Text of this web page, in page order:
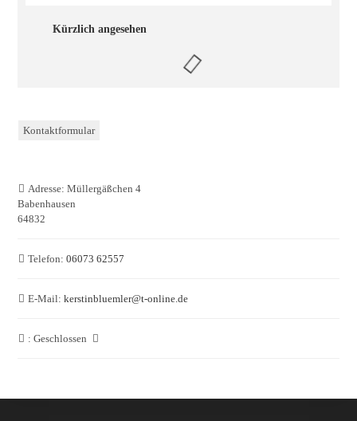
Kürzlich angesehen
Kontaktformular
Adresse: Müllergäßchen 4
Babenhausen
64832
Telefon: 06073 62557
E-Mail: kerstinbluemler@t-online.de
: Geschlossen